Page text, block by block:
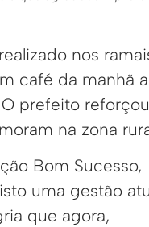
nos
café da manhã
prefeito
na zona
Bom Sucesso,
uma gestão
que agora,